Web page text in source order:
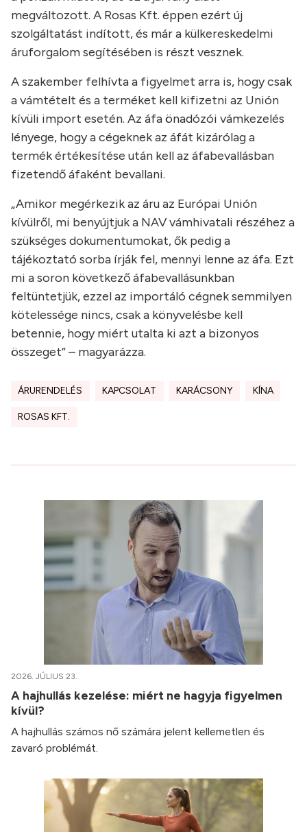
megváltozott. A Rosas Kft. éppen ezért új
szolgáltatást indított, és már a külkereskedelmi
áruforgalom segítésében is részt vesznek.
A szakember felhívta a figyelmet arra is, hogy csak
a vámtételt és a terméket kell kifizetni az Unión
kívüli import esetén. Az áfa önadózói vámkezelés
lényege, hogy a cégeknek az áfát kizárólag a
termék értékesítése után kell az áfabevallásban
fizetendő áfaként bevallani.
„Amikor megérkezik az áru az Európai Unión
kívülről, mi benyújtjuk a NAV vámhivatali részéhez a
szükséges dokumentumokat, ők pedig a
tájékoztató sorba írják fel, mennyi lenne az áfa. Ezt
mi a soron következő áfabevallásunkban
feltüntetjük, ezzel az importáló cégnek semmilyen
kötelessége nincs, csak a könyvelésbe kell
betennie, hogy miért utalta ki azt a bizonyos
összeget” – magyarázza.
ÁRURENDELÉS KAPCSOLAT KARÁCSONY KÍNA
ROSAS KFT.
2026. JÚLIUS 23.
A hajhullás kezelése: miért ne hagyja figyelmen
kívül?
A hajhullás számos nő számára jelent kellemetlen és
zavaró problémát.